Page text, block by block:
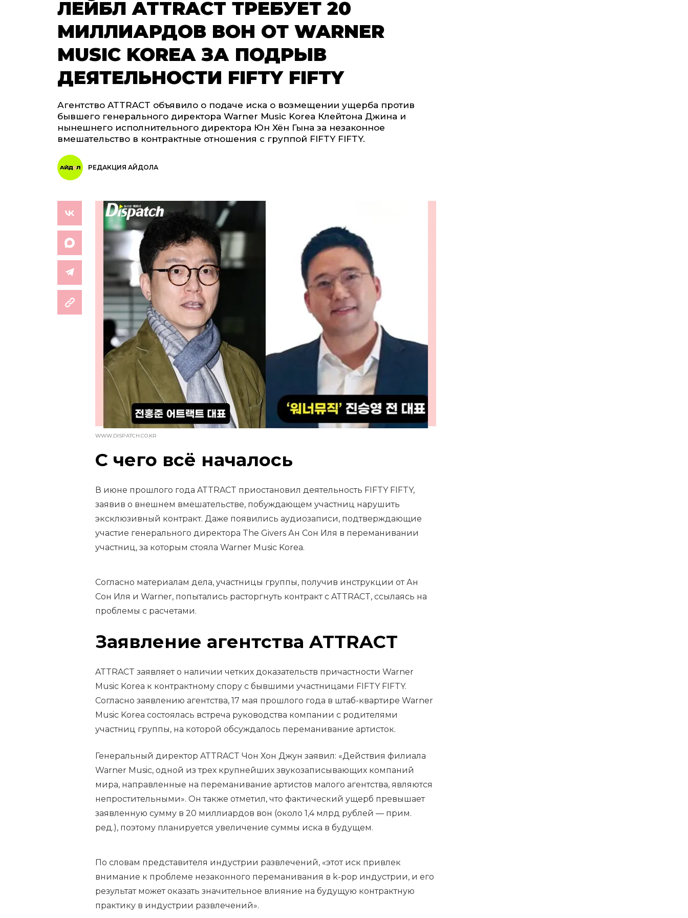
ЛЕЙБЛ ATTRACT ТРЕБУЕТ 20
МИЛЛИАРДОВ ВОН ОТ WARNER
MUSIC KOREA ЗА ПОДРЫВ
ДЕЯТЕЛЬНОСТИ FIFTY FIFTY
Агентство ATTRACT объявило о подаче иска о возмещении ущерба против
бывшего генерального директора Warner Music Korea Клейтона Джина и
нынешнего исполнительного директора Юн Хён Гына за незаконное
вмешательство в контрактные отношения с группой FIFTY FIFTY.
РЕДАКЦИЯ АЙДОЛА
WWW.DISPATCH.CO.KR
С чего всё началось
В июне прошлого года ATTRACT приостановил деятельность FIFTY FIFTY,
заявив о внешнем вмешательстве, побуждающем участниц нарушить
эксклюзивный контракт. Даже появились аудиозаписи, подтверждающие
участие генерального директора The Givers Ан Сон Иля в переманивании
участниц, за которым стояла Warner Music Korea.
Согласно материалам дела, участницы группы, получив инструкции от Ан
Сон Иля и Warner, попытались расторгнуть контракт с ATTRACT, ссылаясь на
проблемы с расчетами.
Заявление агентства ATTRACT
ATTRACT заявляет о наличии четких доказательств причастности Warner
Music Korea к контрактному спору с бывшими участницами FIFTY FIFTY.
Согласно заявлению агентства, 17 мая прошлого года в штаб-квартире Warner
Music Korea состоялась встреча руководства компании с родителями
участниц группы, на которой обсуждалось переманивание артисток.
Генеральный директор ATTRACT Чон Хон Джун заявил: «Действия филиала
Warner Music, одной из трех крупнейших звукозаписывающих компаний
мира, направленные на переманивание артистов малого агентства, являются
непростительными». Он также отметил, что фактический ущерб превышает
заявленную сумму в 20 миллиардов вон (около 1,4 млрд рублей — прим.
ред.), поэтому планируется увеличение суммы иска в будущем.
По словам представителя индустрии развлечений, «этот иск привлек
внимание к проблеме незаконного переманивания в k-pop индустрии, и его
результат может оказать значительное влияние на будущую контрактную
практику в индустрии развлечений».